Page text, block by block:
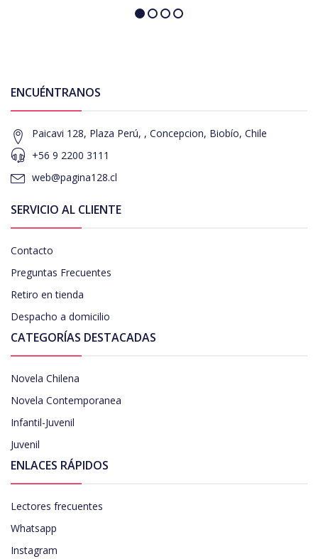
ENCUÉNTRANOS
Paicavi 128, Plaza Perú, , Concepcion, Biobío, Chile
+56 9 2200 3111
web@pagina128.cl
SERVICIO AL CLIENTE
Contacto
Preguntas Frecuentes
Retiro en tienda
Despacho a domicilio
CATEGORÍAS DESTACADAS
Novela Chilena
Novela Contemporanea
Infantil-Juvenil
Juvenil
ENLACES RÁPIDOS
Lectores frecuentes
Whatsapp
Instagram